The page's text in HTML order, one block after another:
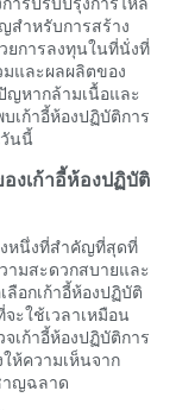
สำหรับการสร้าง
การลงทุนในที่นั่งที่
และผลผลิตของ
หากล้ามเนื้อและ
าอี้ห้องปฏิบัติการ
นนี้
เก้าอี้ห้องปฏิบัติ
งหนึ่งที่สำคัญที่สุดที่
มสะดวกสบายและ
อกเก้าอี้ห้องปฏิบัติ
ะใช้เวลาเหมือน
ก้าอี้ห้องปฏิบัติการ
ห้ความเห็นจาก
าญฉลาด